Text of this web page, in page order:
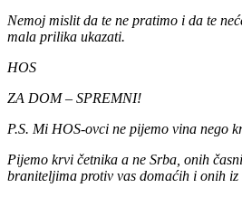
Nemoj mislit da te ne pratimo i da te
mala prilika ukazati.
HOS
ZA DOM – SPREMNI!
P.S. Mi HOS-ovci ne pijemo vina nego
Pijemo krvi četnika a ne Srba, onih
braniteljima protiv vas domaćih i onih iz